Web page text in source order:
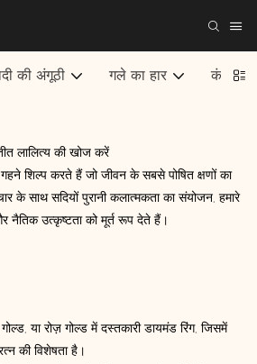
की अंगूठी गले का हार कंगन
लालित्य की खोज करें
शिल्प करते हैं जो जीवन के सबसे पोषित क्षणों का
के साथ सदियों पुरानी कलात्मकता का संयोजन, हमारे
नैतिक उत्कृष्टता को मूर्त रूप देते हैं।
या रोज़ गोल्ड में दस्तकारी डायमंड रिंग, जिसमें
की विशेषता है।